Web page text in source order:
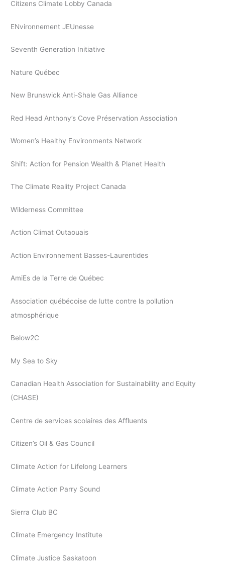
Citizens Climate Lobby Canada
ENvironnement JEUnesse
Seventh Generation Initiative
Nature Québec
New Brunswick Anti-Shale Gas Alliance
Red Head Anthony’s Cove Préservation Association
Women’s Healthy Environments Network
Shift: Action for Pension Wealth & Planet Health
The Climate Reality Project Canada
Wilderness Committee
Action Climat Outaouais
Action Environnement Basses-Laurentides
AmiEs de la Terre de Québec
Association québécoise de lutte contre la pollution
atmosphérique
Below2C
My Sea to Sky
Canadian Health Association for Sustainability and Equity
(CHASE)
Centre de services scolaires des Affluents
Citizen’s Oil & Gas Council
Climate Action for Lifelong Learners
Climate Action Parry Sound
Sierra Club BC
Climate Emergency Institute
Climate Justice Saskatoon